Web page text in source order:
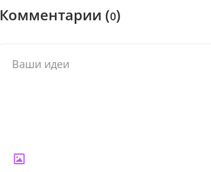
Комментарии (0)